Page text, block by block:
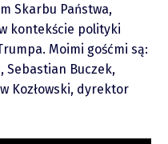
Skarbu Państwa,
kontekście polityki
Moimi gośćmi są:
Sebastian Buczek,
Kozłowski, dyrektor